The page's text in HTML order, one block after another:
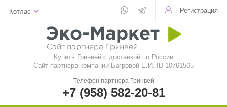
Для стекла
Для посуды
Для стирки
Чистящие средства
Кондиционер для волос
Натуральное мыло
Кондиционер для волос
Натуральное мыло
Природный сорбент
Восстанавливающий гель
Функциональные чаи
Ежедневные чаи
Функциональные напитки
Aquamagic
Aquamatic
Котлас Регистрация
Купить Гринвей c доставкой по России
Сайт партнера компании Багровой Е.И. ID 10761505
Телефон партнера Гринвей
+7 (958) 582-20-81